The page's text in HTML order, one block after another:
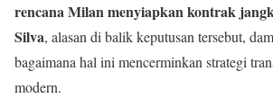
rencana Milan menyiapkan kontrak
Silva, alasan di balik keputusan tersebut,
bagaimana hal ini mencerminkan strategi
modern.